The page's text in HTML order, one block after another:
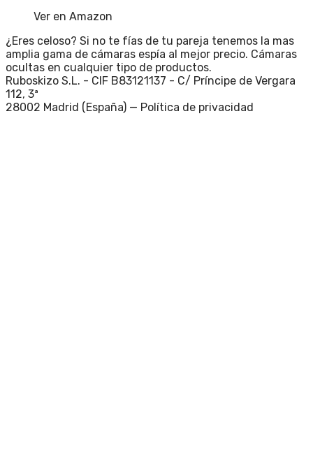
Ver en Amazon
¿Eres celoso? Si no te fías de tu pareja tenemos la mas
amplia gama de cámaras espía al mejor precio. Cámaras
ocultas en cualquier tipo de productos.
Ruboskizo S.L. - CIF B83121137 - C/ Príncipe de Vergara
112, 3ª
28002 Madrid (España) — Política de privacidad